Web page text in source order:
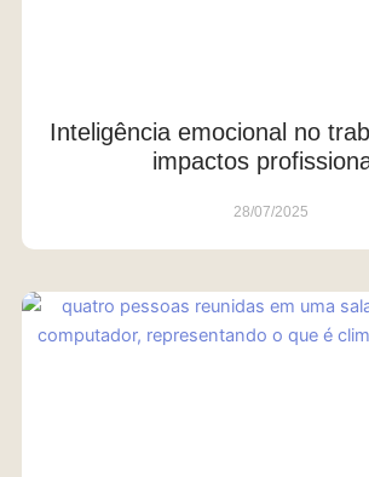
Inteligência emocional no
impactos
28/07/2025